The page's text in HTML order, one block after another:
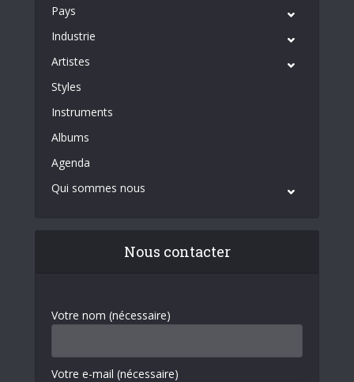
Pays
Industrie
Artistes
Styles
Instruments
Albums
Agenda
Qui sommes nous
Nous contacter
Votre nom (nécessaire)
Votre e-mail (nécessaire)